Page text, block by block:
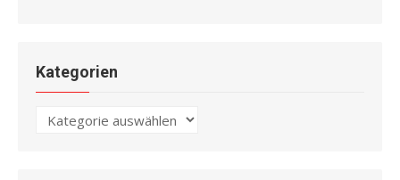
Kategorien
Kategorien